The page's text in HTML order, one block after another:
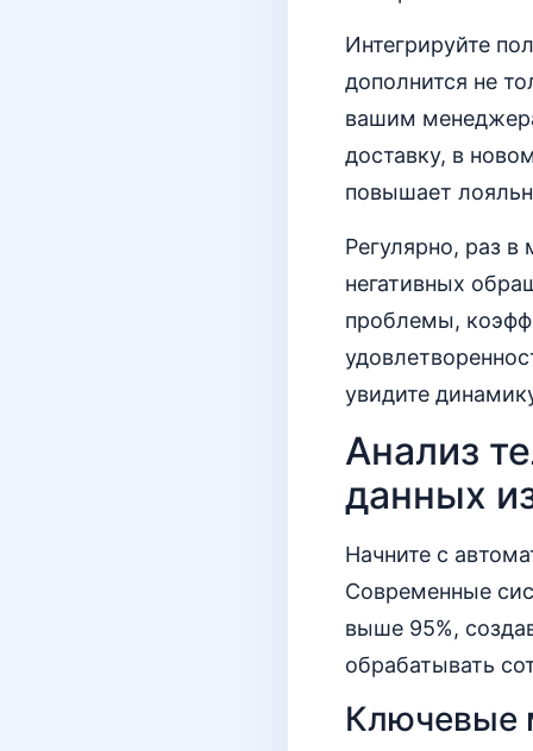
Интегрируйте
дополнится не
вашим
доставку, в
повышает
Регулярно, раз
негативных
проблемы,
увидите
Анализ
данных
Начните с
Современные
выше 95%,
обрабатывать
Ключевые